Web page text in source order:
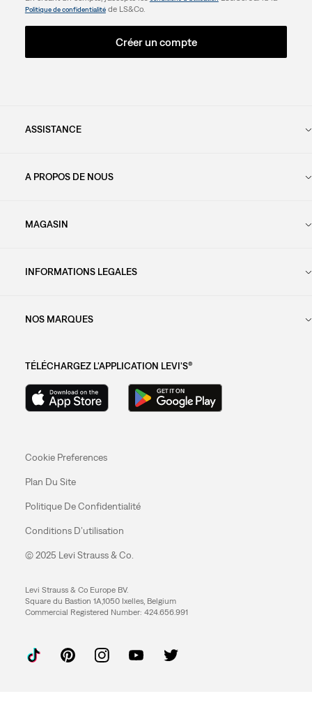
Politique de confidentialitéde LS&Co.
Créer un compte
ASSISTANCE
A PROPOS DE NOUS
MAGASIN
INFORMATIONS LEGALES
NOS MARQUES
TÉLÉCHARGEZ L'APPLICATION LEVI'S®
Cookie Preferences
Plan Du Site
Politique De Confidentialité
Conditions D’utilisation
© 2025 Levi Strauss & Co.
Levi Strauss & Co Europe BV.
Square du Bastion 1A,1050 Ixelles, Belgium
Commercial Registered Number: 424.656.991